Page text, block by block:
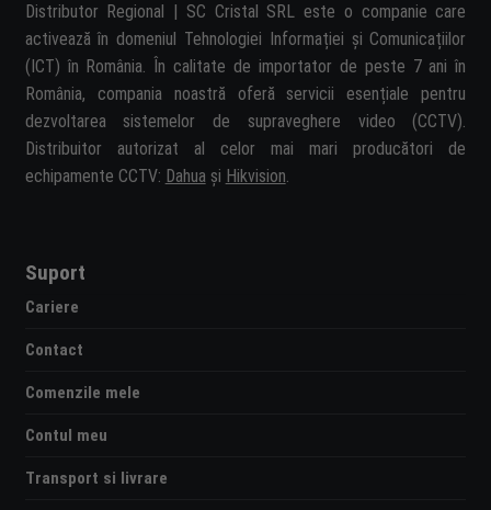
Distributor Regional | SC Cristal SRL este o companie care
activează în domeniul Tehnologiei Informației și Comunicațiilor
(ICT) în România. În calitate de importator de peste 7 ani în
România, compania noastră oferă servicii esențiale pentru
dezvoltarea sistemelor de supraveghere video (CCTV).
Distribuitor autorizat al celor mai mari producători de
echipamente CCTV: Dahua și Hikvision.
Suport
Cariere
Contact
Comenzile mele
Contul meu
Transport si livrare